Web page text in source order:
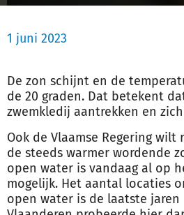
1 juni 2023
De zon schijnt en de
de 20 graden. Dat betekent
zwemkledij aantrekken en
Ook de Vlaamse Regering
de steeds warmer wordende
open water is vandaag al op
mogelijk. Het aantal locaties
open water is de laatste